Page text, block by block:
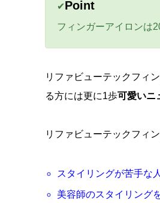
✔Point
フィンガーアイロンは
リファビューテックフィ
る方には更に1歩可愛いニ
リファビューテックフィ
スタイリングが苦手な
美容師のスタイリング